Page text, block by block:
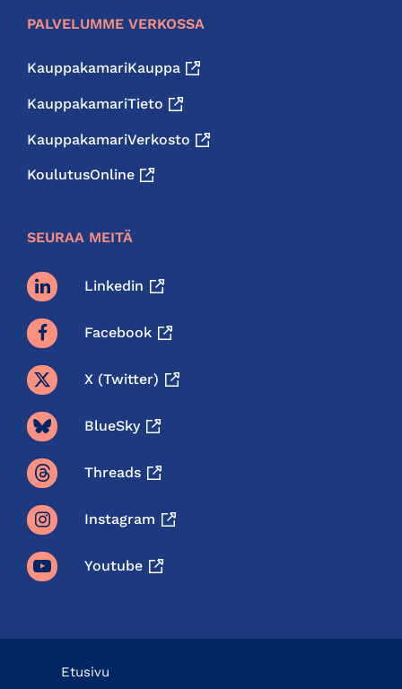
PALVELUMME VERKOSSA
KauppakamariKauppa
KauppakamariTieto
KauppakamariVerkosto
KoulutusOnline
SEURAA MEITÄ
Linkedin
Facebook
X (twitter)
BlueSky
Threads
Instagram
Youtube
Etusivu